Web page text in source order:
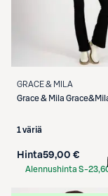
GRACE & MILA
Grace & Mila
1 väriä
Hinta59,00 €
Alennushinta S-